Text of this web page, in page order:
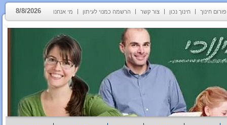
פורום חינוך חינוך נכון צור קשר הרשמה כמנוי לעיתון מי אנחנו 8/8/2026